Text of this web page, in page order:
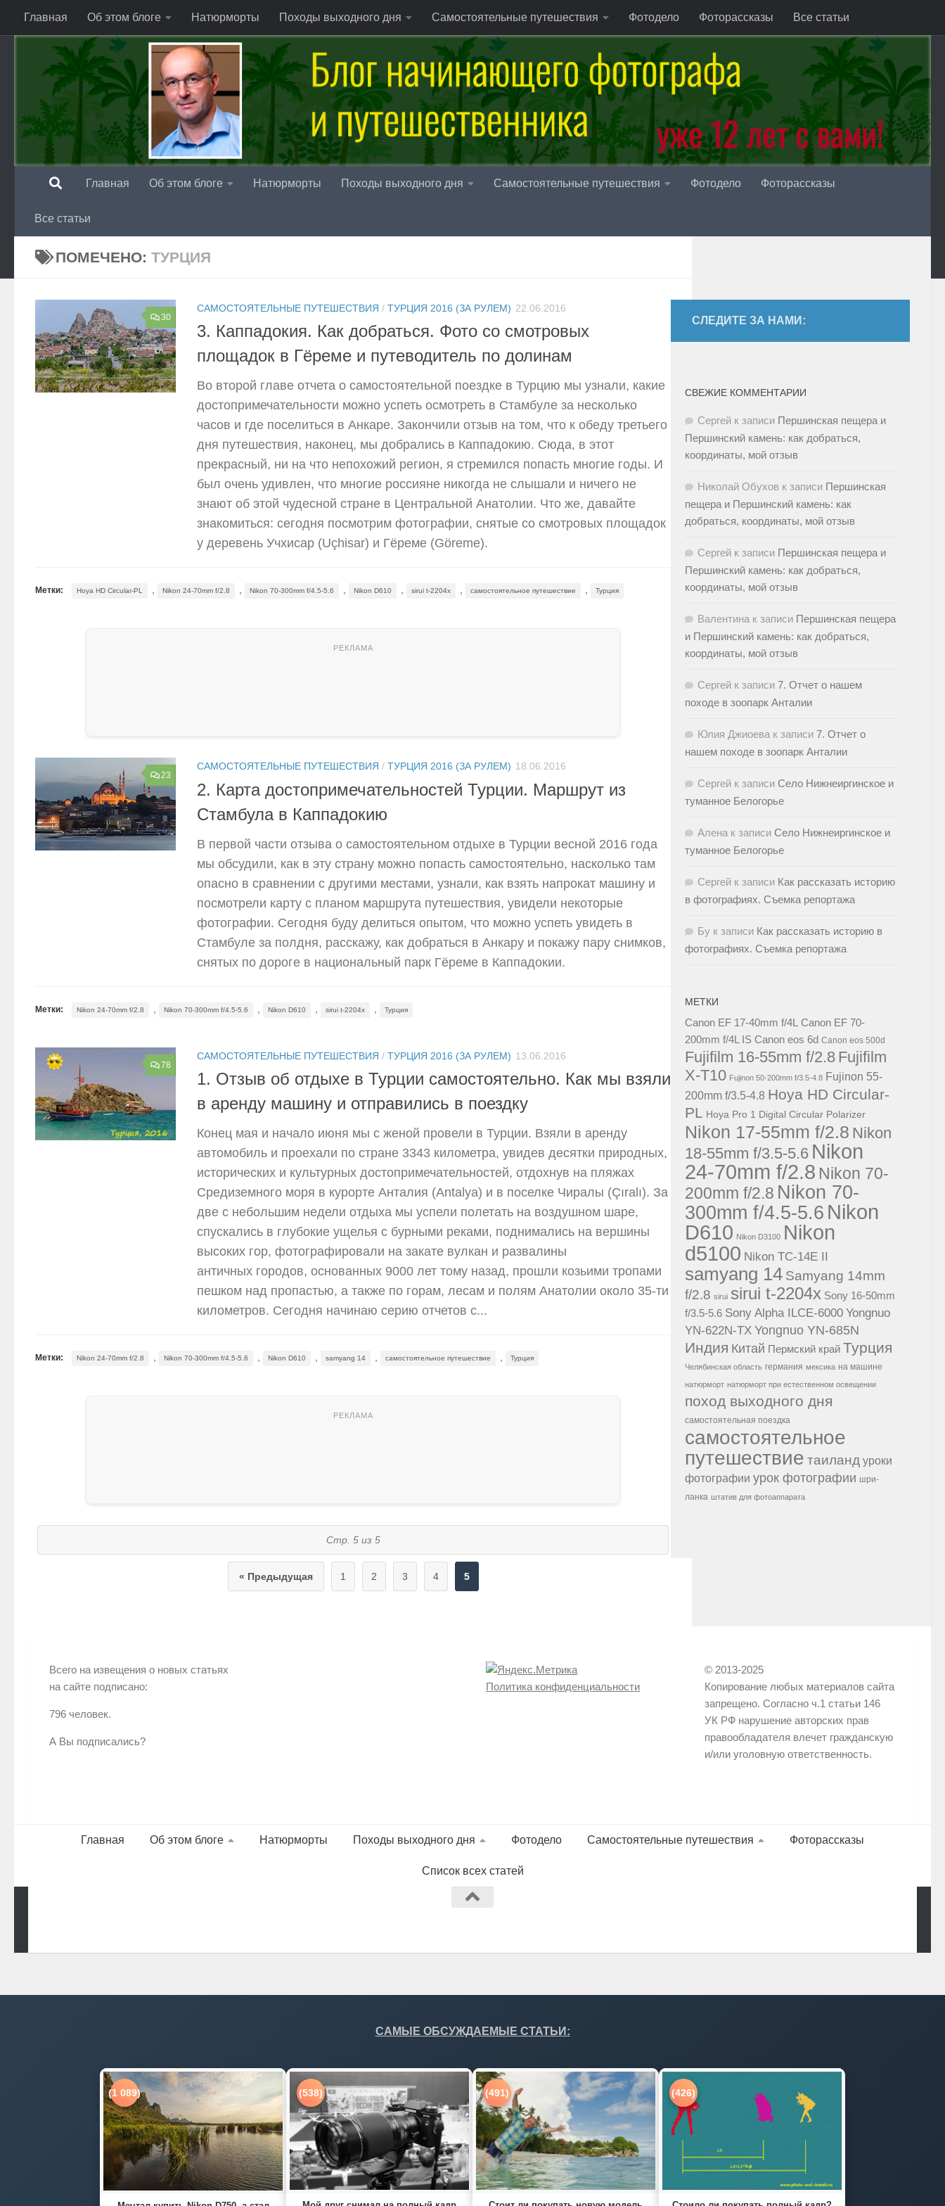
Перейти к содержимому
Главная Об этом блоге Натюрморты Походы выходного дня Самостоятельные путешествия Фотодело Фоторассказы Все статьи
Главная Об этом блоге Натюрморты Походы выходного дня Самостоятельные путешествия Фотодело Фоторассказы
Все статьи
ПОМЕЧЕНО: ТУРЦИЯ
30
САМОСТОЯТЕЛЬНЫЕ ПУТЕШЕСТВИЯ / ТУРЦИЯ 2016 (ЗА РУЛЕМ) 22.06.2016
3. Каппадокия. Как добраться. Фото со смотровых
площадок в Гёреме и путеводитель по долинам
Во второй главе отчета о самостоятельной поездке в Турцию мы узнали, какие
достопримечательности можно успеть осмотреть в Стамбуле за несколько
часов и где поселиться в Анкаре. Закончили отзыв на том, что к обеду третьего
дня путешествия, наконец, мы добрались в Каппадокию. Сюда, в этот
прекрасный, ни на что непохожий регион, я стремился попасть многие годы. И
был очень удивлен, что многие россияне никогда не слышали и ничего не
знают об этой чудесной стране в Центральной Анатолии. Что же, давайте
знакомиться: сегодня посмотрим фотографии, снятые со смотровых площадок
у деревень Учхисар (Uçhisar) и Гёреме (Göreme).
Метки: Hoya HD Circular-PL , Nikon 24-70mm f/2.8 , Nikon 70-300mm f/4.5-5.6 , Nikon D610 , sirui t-2204x , самостоятельное путешествие , Турция
23
САМОСТОЯТЕЛЬНЫЕ ПУТЕШЕСТВИЯ / ТУРЦИЯ 2016 (ЗА РУЛЕМ) 18.06.2016
2. Карта достопримечательностей Турции. Маршрут из
Стамбула в Каппадокию
В первой части отзыва о самостоятельном отдыхе в Турции весной 2016 года
мы обсудили, как в эту страну можно попасть самостоятельно, насколько там
опасно в сравнении с другими местами, узнали, как взять напрокат машину и
посмотрели карту с планом маршрута путешествия, увидели некоторые
фотографии. Сегодня буду делиться опытом, что можно успеть увидеть в
Стамбуле за полдня, расскажу, как добраться в Анкару и покажу пару снимков,
снятых по дороге в национальный парк Гёреме в Каппадокии.
Метки: Nikon 24-70mm f/2.8 Nikon 70-300mm f/4.5-5.6 Nikon D610 sirui t-2204x Турция
78
САМОСТОЯТЕЛЬНЫЕ ПУТЕШЕСТВИЯ / ТУРЦИЯ 2016 (ЗА РУЛЕМ) 13.06.2016
1. Отзыв об отдыхе в Турции самостоятельно. Как мы взяли
в аренду машину и отправились в поездку
Конец мая и начало июня мы с женой провели в Турции. Взяли в аренду
автомобиль и проехали по стране 3343 километра, увидев десятки природных,
исторических и культурных достопримечательностей, отдохнув на пляжах
Средиземного моря в курорте Анталия (Antalya) и в поселке Чиралы (Çıralı). За
две с небольшим недели отдыха мы успели полетать на воздушном шаре,
спускались в глубокие ущелья с бурными реками, поднимались на вершины
высоких гор, фотографировали на закате вулкан и развалины
античных городов, основанных 9000 лет тому назад, прошли козьими тропами
пешком над пропастью, а также по горам, лесам и полям Анатолии около 35-ти
километров. Сегодня начинаю серию отчетов с...
Метки: Nikon 24-70mm f/2.8 Nikon 70-300mm f/4.5-5.6 Nikon D610 samyang 14 самостоятельное путешествие Турция
Стр. 5 из 5
« Предыдущая 1 2 3 4 5
СЛЕДИТЕ ЗА НАМИ:
СВЕЖИЕ КОММЕНТАРИИ
Сергей к записи Першинская пещера и
Першинский камень: как добраться,
координаты, мой отзыв
Николай Обухов к записи Першинская
пещера и Першинский камень: как
добраться, координаты, мой отзыв
Сергей к записи Першинская пещера и
Першинский камень: как добраться,
координаты, мой отзыв
Валентина к записи Першинская пещера
и Першинский камень: как добраться,
координаты, мой отзыв
Сергей к записи 7. Отчет о нашем
походе в зоопарк Анталии
Юлия Джиоева к записи 7. Отчет о
нашем походе в зоопарк Анталии
Сергей к записи Село Нижнеиргинское и
туманное Белогорье
Алена к записи Село Нижнеиргинское и
туманное Белогорье
Сергей к записи Как рассказать историю
в фотографиях. Съемка репортажа
Бу к записи Как рассказать историю в
фотографиях. Съемка репортажа
МЕТКИ
Canon EF 17-40mm f/4L Canon EF 70-
200mm f/4L IS Canon eos 6d Canon eos 500d
Fujifilm 16-55mm f/2.8 Fujifilm
X-T10 Fujinon 50-200mm f/3.5-4.8 Fujinon 55-
200mm f/3.5-4.8 Hoya HD Circular-
PL Hoya Pro 1 Digital Circular Polarizer
Nikon 17-55mm f/2.8 Nikon
18-55mm f/3.5-5.6 Nikon
24-70mm f/2.8 Nikon 70-
200mm f/2.8 Nikon 70-
300mm f/4.5-5.6 Nikon
D610 Nikon D3100 Nikon
d5100 Nikon TC-14E II
samyang 14 Samyang 14mm
f/2.8 sirui sirui t-2204x Sony 16-50mm
f/3.5-5.6 Sony Alpha ILCE-6000 Yongnuo
YN-622N-TX Yongnuo YN-685N
Индия Китай Пермский край Турция
Челябинская область германия мексика на машине
натюрморт натюрморт при естественном освещении
поход выходного дня
самостоятельная поездка
самостоятельное
путешествие таиланд уроки
фотографии урок фотографии шри-
ланка штатив для фотоаппарата
Всего на извещения о новых статьях
на сайте подписано:
796 человек.
А Вы подписались?
Политика конфиденциальности
© 2013-2025
Копирование любых материалов сайта
запрещено. Согласно ч.1 статьи 146
УК РФ нарушение авторских прав
правообладателя влечет гражданскую
и/или уголовную ответственность.
Главная Об этом блоге Натюрморты Походы выходного дня Фотодело Самостоятельные путешествия Фоторассказы
Список всех статей
САМЫЕ ОБСУЖДАЕМЫЕ СТАТЬИ:
(1 089) (538) (491) (426)